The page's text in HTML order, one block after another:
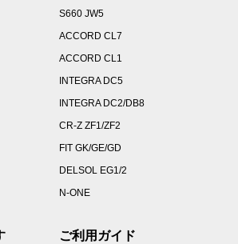
S660 JW5
ACCORD CL7
ACCORD CL1
INTEGRA DC5
INTEGRA DC2/DB8
CR-Z ZF1/ZF2
FIT GK/GE/GD
DELSOL EG1/2
N-ONE
ご利用ガイド